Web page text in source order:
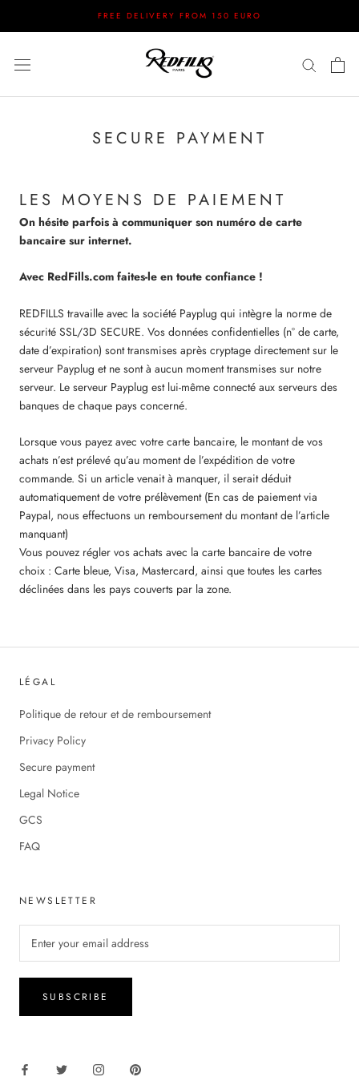
FREE DELIVERY FROM 150 EURO
SECURE PAYMENT
LES MOYENS DE PAIEMENT
On hésite parfois à communiquer son numéro de carte
bancaire sur internet.
Avec RedFills.com faites-le en toute confiance !
REDFILLS travaille avec la société Payplug qui intègre la norme de
sécurité SSL/3D SECURE. Vos données confidentielles (n° de carte,
date d’expiration) sont transmises après cryptage directement sur le
serveur Payplug et ne sont à aucun moment transmises sur notre
serveur. Le serveur Payplug est lui-même connecté aux serveurs des
banques de chaque pays concerné.
Lorsque vous payez avec votre carte bancaire, le montant de vos
achats n’est prélevé qu’au moment de l’expédition de votre
commande. Si un article venait à manquer, il serait déduit
automatiquement de votre prélèvement (En cas de paiement via
Paypal, nous effectuons un remboursement du montant de l’article
manquant)
Vous pouvez régler vos achats avec la carte bancaire de votre
choix : Carte bleue, Visa, Mastercard, ainsi que toutes les cartes
déclinées dans les pays couverts par la zone.
LÉGAL
Politique de retour et de remboursement
Privacy Policy
Secure payment
Legal Notice
GCS
FAQ
NEWSLETTER
SUBSCRIBE